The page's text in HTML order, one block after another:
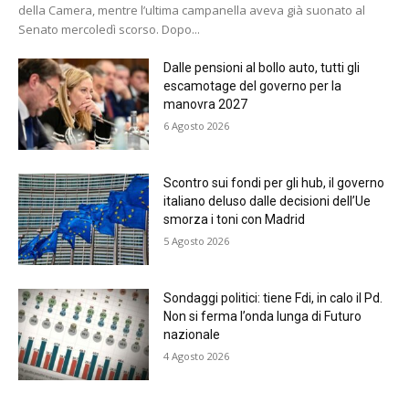
della Camera, mentre l’ultima campanella aveva già suonato al
Senato mercoledì scorso. Dopo...
Dalle pensioni al bollo auto, tutti gli
escamotage del governo per la
manovra 2027
6 Agosto 2026
Scontro sui fondi per gli hub, il governo
italiano deluso dalle decisioni dell’Ue
smorza i toni con Madrid
5 Agosto 2026
Sondaggi politici: tiene Fdi, in calo il Pd.
Non si ferma l’onda lunga di Futuro
nazionale
4 Agosto 2026